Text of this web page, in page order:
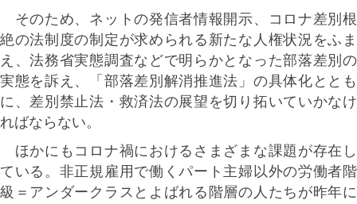
そのため、ネットの発信者情報開示、コロナ差別根
絶の法制度の制定が求められる新たな人権状況をふま
え、法務省実態調査などで明らかとなった部落差別の
実態を訴え、「部落差別解消推進法」の具体化ととも
に、差別禁止法・救済法の展望を切り拓いていかなけ
ればならない。
ほかにもコロナ禍におけるさまざまな課題が存在し
ている。非正規雇用で働くパート主婦以外の労働者階
級＝アンダークラスとよばれる階層の人たちが昨年に